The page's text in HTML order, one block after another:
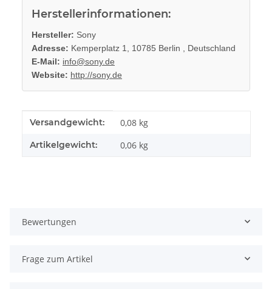
Herstellerinformationen:
Hersteller: Sony
Adresse: Kemperplatz 1, 10785 Berlin , Deutschland
E-Mail: info@sony.de
Website: http://sony.de
Produkteigenschaft
Wert
Versandgewicht: 0,08 kg
Artikelgewicht: 0,06 kg
Bewertungen
Frage zum Artikel